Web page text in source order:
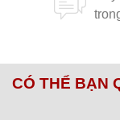
CÓ THỂ BẠN